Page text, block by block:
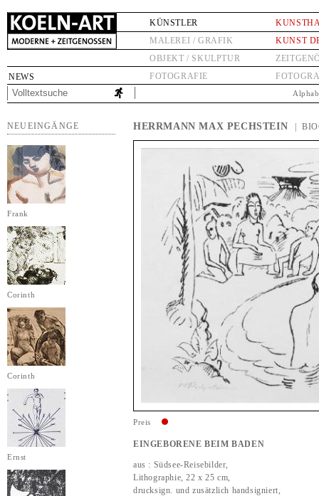
NEWS
KÜNSTLER
MALEREI / GRAFIK
OBJEKT / SKULPTUR
FOTOGRAFIE
KUNST
NEUEINGÄNGE
Frank
Corinth
Corinth
Ernst
HERRMANN MAX PECHSTEIN |
Preis
EINGEBORENE BEIM BADEN
aus : Südsee-Reisebilder,
Lithographie, 22 x 25 cm,
drucksign. und zusätzlich handsigniert,